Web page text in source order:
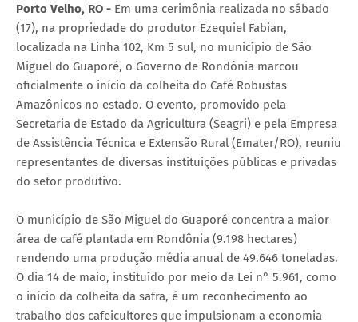
Porto Velho, RO - Em uma cerimônia realizada no sábado
(17), na propriedade do produtor Ezequiel Fabian,
localizada na Linha 102, Km 5 sul, no município de São
Miguel do Guaporé, o Governo de Rondônia marcou
oficialmente o início da colheita do Café Robustas
Amazônicos no estado. O evento, promovido pela
Secretaria de Estado da Agricultura (Seagri) e pela Empresa
de Assistência Técnica e Extensão Rural (Emater/RO), reuniu
representantes de diversas instituições públicas e privadas
do setor produtivo.
O município de São Miguel do Guaporé concentra a maior
área de café plantada em Rondônia (9.198 hectares)
rendendo uma produção média anual de 49.646 toneladas.
O dia 14 de maio, instituído por meio da Lei n° 5.961, como
o início da colheita da safra, é um reconhecimento ao
trabalho dos cafeicultores que impulsionam a economia